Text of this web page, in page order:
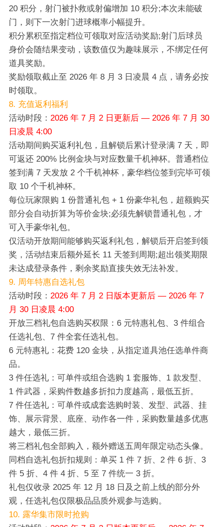
20 积分，射门被扑救或射偏增加 10 积分;本次未能破
门，则下一次射门进球概率小幅提升。
积分累积至指定档位可领取对应活动奖励;射门后球员
身价会随结果变动，该数值仅为趣味展示，不绑定任何
道具奖励。
奖励领取截止至 2026 年 8 月 3 日凌晨 4 点，请务必按
时领取。
8. 充值返利福利
活动时段： 2026 年 7 月 2 日更新后 — 2026 年 7 月 30
日凌晨 4:00
活动期间购买返利礼包，且解锁后累计登录满 7 天，即
可返还 200% 比例金块与对应数量千机神杯。普通档位
签到满 7 天发放 2 个千机神杯，豪华档位签到完毕可领
取 10 个千机神杯。
每位玩家限购 1 份普通礼包 + 1 份豪华礼包，超额购买
部分会自动折算为等价金块;必须先解锁普通礼包，才
可入手豪华礼包。
仅活动开放期间能够购买返利礼包，解锁后开启签到领
奖，活动结束后额外延长 11 天签到周期;超出领奖期限
未达成登录条件，剩余奖励直接失效无法补发。
9. 周年特惠自选礼包
活动时段： 2026 年 7 月 2 日版本更新后 — 2026 年 7
月 30 日凌晨 4:00
开放三档礼包自选购买权限：6 元特惠礼包、3 件组合
任选礼包、7 件全套任选礼包。
6 元特惠礼：花费 120 金块，从指定道具池任选单件商
品。
3 件任选礼：可单件或组合选购 1 套服饰、1 款发型、
1 件武器，采购件数越多折扣力度越高，最低五折。
7 件任选礼：可单件或成套选购时装、发型、武器、挂
饰、展示背景、底座、动作各一件，采购数量越多优惠
越大，最低三折。
将三档礼包全部购入，额外赠送五周年限定动态头像。
同档自选礼包折扣规则：单买 1 件 7 折、2 件 6 折、3
件 5 折、4 件 4 折、5 至 7 件统一 3 折。
礼包仅收录 2025 年 12 月 18 日及之前上线的部分外
观，任选礼包仅限极品品质外观参与选购。
10. 露华集市限时抢购